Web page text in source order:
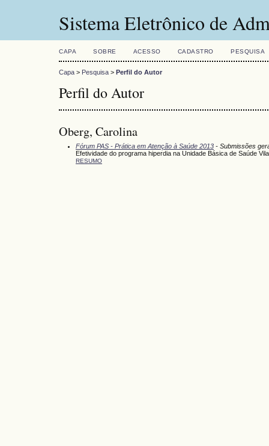
Sistema Eletrônico de
CAPA SOBRE ACESSO CADASTRO PESQUISA
Capa > Pesquisa > Perfil do Autor
Perfil do Autor
Oberg, Carolina
Fórum PAS - Prática em Atenção à Saúde 2013 - Submissões
Efetividade do programa hiperdia na Unidade Básica de Saúde
RESUMO